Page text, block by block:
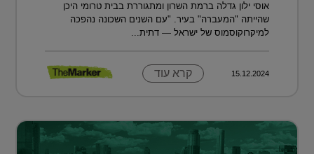
אוסי ילון גדלה ברמת השרון ומתגוררת בבית טרומי היכן
שהייתה "המעברה" בעיר. "עם השנים השכונה נהפכה
למיקרוקוסמוס של ישראל — דתית...
15.12.2024 קרא עוד